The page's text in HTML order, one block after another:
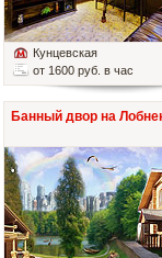
Кунцевская
от 1600 руб. в час
Банный двор на